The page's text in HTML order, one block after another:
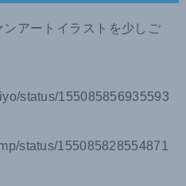
アートイラストを少しご
status/155085856935593
status/155085828554871